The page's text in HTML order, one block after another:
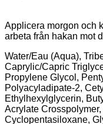
Applicera morgon och
arbeta från hakan mot
Water/Eau (Aqua),
Caprylic/Capric
Propylene Glycol,
Polyacyladipate-2,
Ethylhexylglycerin,
Acrylate
Cyclopentasiloxane,